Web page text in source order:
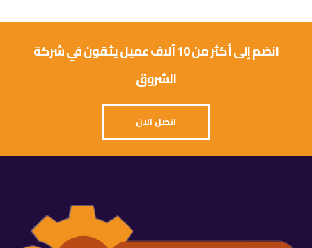
انضم إلى أكثر من 10 آلاف عميل يثقون في شركة
الشروق
اتصل الان